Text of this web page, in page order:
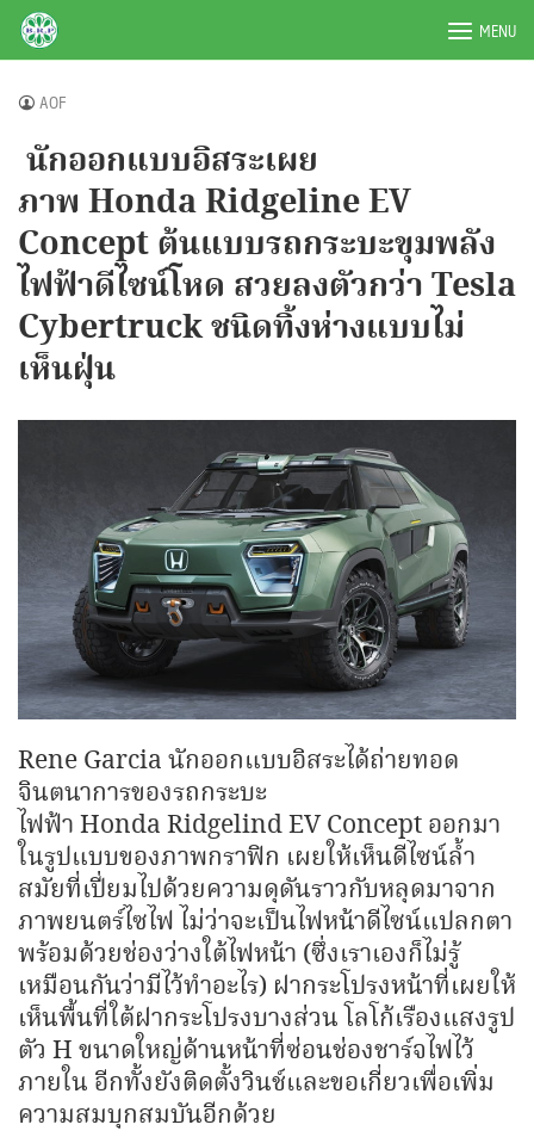
SkipBRPAUTO.COM MENU
AOF
นักออกแบบอิสระเผย
ภาพ Honda Ridgeline EV
Concept ต้นแบบรถกระบะขุมพลัง
ไฟฟ้าดีไซน์โหด สวยลงตัวกว่า Tesla
Cybertruck ชนิดทิ้งห่างแบบไม่
เห็นฝุ่น
Rene Garcia นักออกแบบอิสระได้ถ่ายทอด
จินตนาการของรถกระบะ
ไฟฟ้า Honda Ridgelind EV Concept ออกมา
ในรูปแบบของภาพกราฟิก เผยให้เห็นดีไซน์ล้ำ
สมัยที่เปี่ยมไปด้วยความดุดันราวกับหลุดมาจาก
ภาพยนตร์ไซไฟ ไม่ว่าจะเป็นไฟหน้าดีไซน์แปลกตา
พร้อมด้วยช่องว่างใต้ไฟหน้า (ซึ่งเราเองก็ไม่รู้
เหมือนกันว่ามีไว้ทำอะไร) ฝากระโปรงหน้าที่เผยให้
เห็นพื้นที่ใต้ฝากระโปรงบางส่วน โลโก้เรืองแสงรูป
ตัว H ขนาดใหญ่ด้านหน้าที่ซ่อนช่องชาร์จไฟไว้
ภายใน อีกทั้งยังติดตั้งวินช์และขอเกี่ยวเพื่อเพิ่ม
ความสมบุกสมบันอีกด้วย